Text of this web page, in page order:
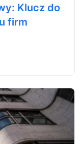
Klucz do
firm